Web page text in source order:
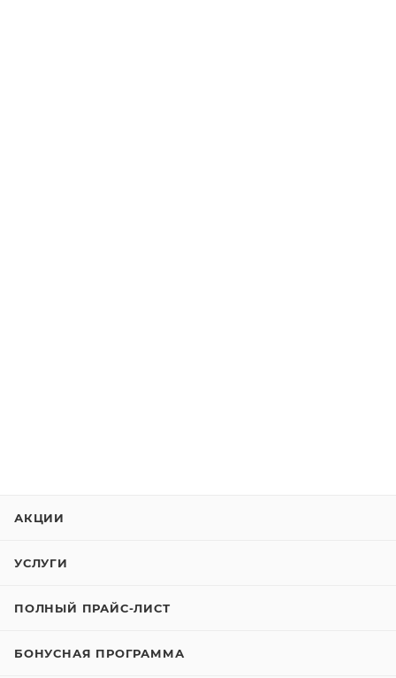
АКЦИИ
УСЛУГИ
ПОЛНЫЙ ПРАЙС-ЛИСТ
БОНУСНАЯ ПРОГРАММА